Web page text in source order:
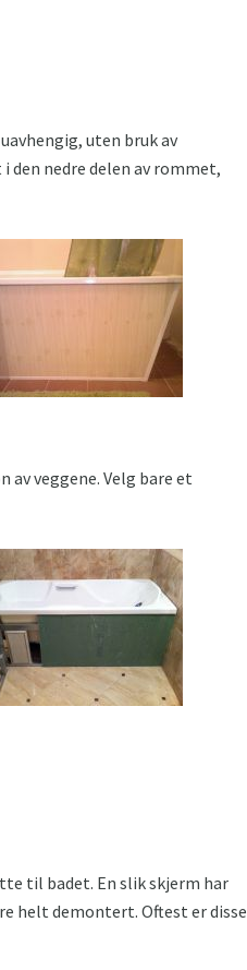
uten bruk av
den nedre delen av rommet,
veggene. Velg bare et
til badet. En slik skjerm har
helt demontert. Oftest er disse